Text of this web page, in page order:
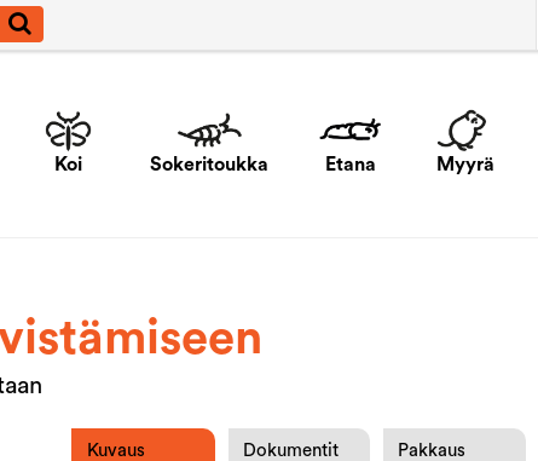
Koi Sokeritoukka Etana Myyrä
Kuvaus Dokumentit Pakkaus